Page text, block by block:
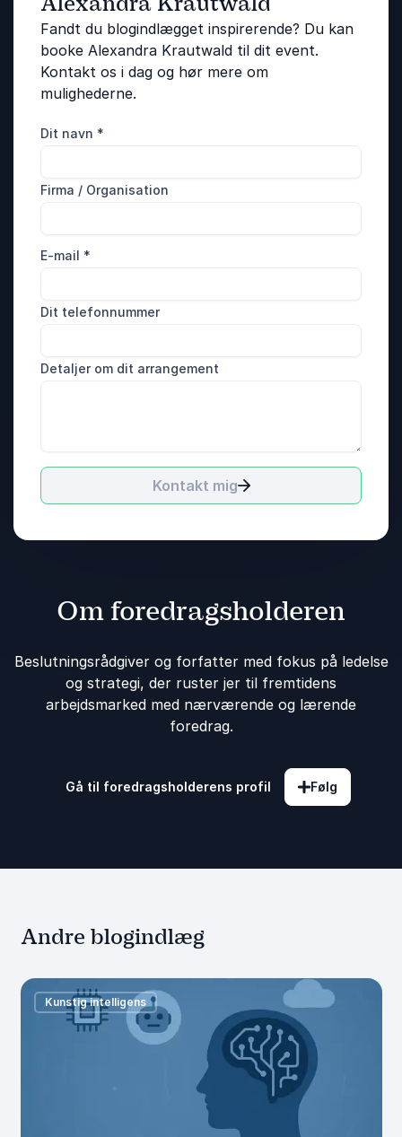
Fandt du blogindlægget inspirerende? Du kan
booke Alexandra Krautwald til dit event.
Kontakt os i dag og hør mere om
mulighederne.
Dit navn *
Firma / Organisation
E-mail *
Dit telefonnummer
Detaljer om dit arrangement
Kontakt mig
Om foredragsholderen
Beslutningsrådgiver og forfatter med fokus på ledelse
og strategi, der ruster jer til fremtidens
arbejdsmarked med nærværende og lærende
foredrag.
Gå til foredragsholderens profil Følg
Andre blogindlæg
Kunstig intelligens